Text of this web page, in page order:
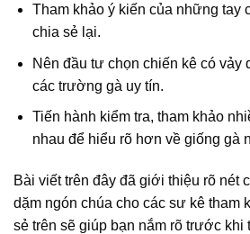
Tham khảo ý kiến của những tay
chia sẻ lại.
Nên đầu tư chọn chiến kê có vảy
các trường gà uy tín.
Tiến hành kiểm tra, tham khảo
nhau để hiểu rõ hơn về giống gà
Bài viết trên đây đã giới thiệu rõ nét
dặm ngón chúa cho các sư kê tham
sẻ trên sẽ giúp bạn nắm rõ trước khi